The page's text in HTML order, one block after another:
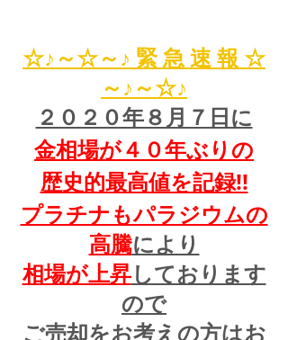
☆♪～☆～♪ 緊 急 速 報 ☆
～♪～☆♪
２０２０年８月７日に
金相場が４０年ぶりの
歴史的最高値を記録!!
プラチナもパラジウムの
高騰により
相場が上昇しております
ので
ご売却をお考えの方はお